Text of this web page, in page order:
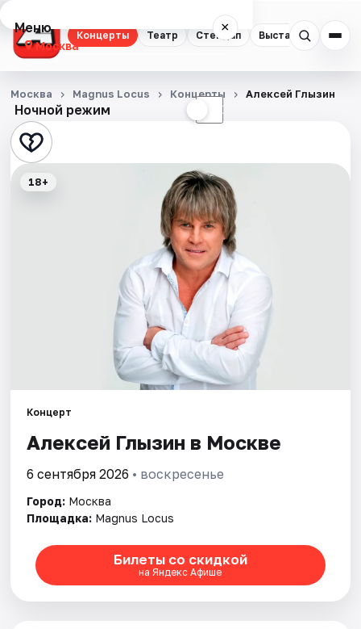
Концерты Театр Стендап Выставки
Меню ×
Москва
Концерты
Театр
Стендап
Площадки
Артисты
Рейтинги
Ночной режим ☾
Москва Magnus Locus Концерты Алексей Глызин
18+
Концерт
Алексей Глызин в Москве
6 сентября 2026 • воскресенье
Город: Москва
Площадка: Magnus Locus
Билеты со скидкой
на Яндекс Афише